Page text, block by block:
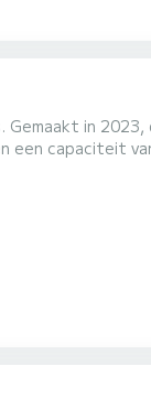
in
buitengewone